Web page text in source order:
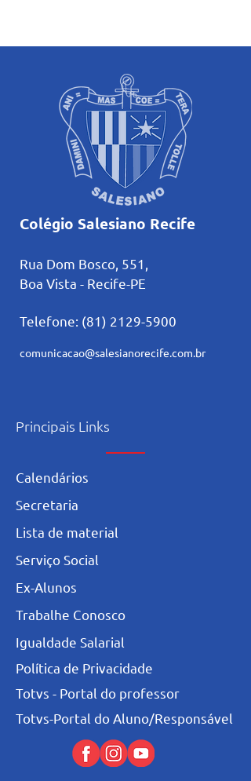
Colégio Salesiano Recife
Rua Dom Bosco, 551,
Boa Vista - Recife-PE
Telefone: (81) 2129-5900
comunicacao@salesianorecife.com.br
Principais Links
Calendários
Secretaria
L ista de material
Serviço Social
Ex-Alunos
Trabalhe Conosco
Igualdade Salarial
Política de Privacidade
Totvs - Portal do professor
Totvs-Portal do Aluno/Responsável